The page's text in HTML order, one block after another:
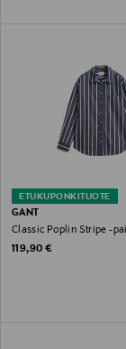
ETUKUPONKITUOTE
GANT
Classic Poplin Stripe -
Original Price
119,90 €